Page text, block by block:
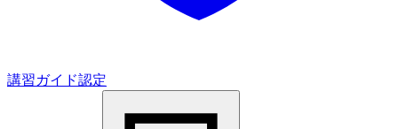
講習ガイド認定